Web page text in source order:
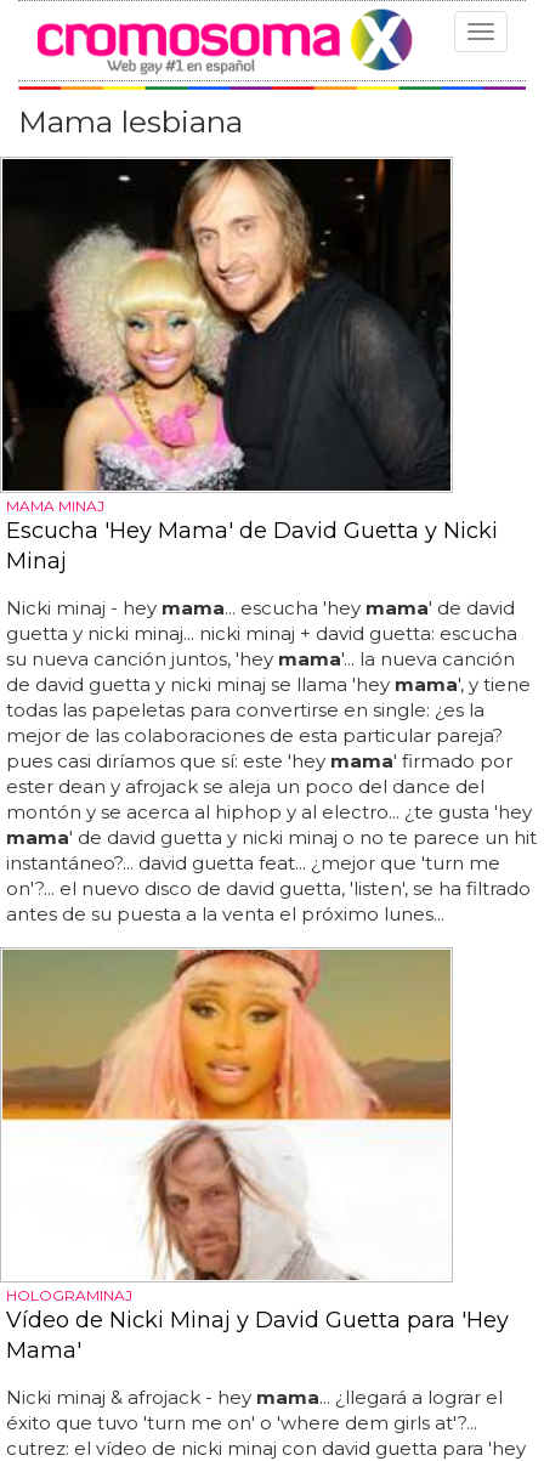
Toggle
Mama lesbiana
MAMA MINAJ
Escucha 'Hey Mama' de David Guetta y Nicki
Minaj
Nicki minaj - hey mama... escucha 'hey mama' de david
guetta y nicki minaj... nicki minaj + david guetta: escucha
su nueva canción juntos, 'hey mama'... la nueva canción
de david guetta y nicki minaj se llama 'hey mama', y tiene
todas las papeletas para convertirse en single: ¿es la
mejor de las colaboraciones de esta particular pareja?
pues casi diríamos que sí: este 'hey mama' firmado por
ester dean y afrojack se aleja un poco del dance del
montón y se acerca al hiphop y al electro... ¿te gusta 'hey
mama' de david guetta y nicki minaj o no te parece un hit
instantáneo?... david guetta feat... ¿mejor que 'turn me
on'?... el nuevo disco de david guetta, 'listen', se ha filtrado
antes de su puesta a la venta el próximo lunes...
HOLOGRAMINAJ
Vídeo de Nicki Minaj y David Guetta para 'Hey
Mama'
Nicki minaj & afrojack - hey mama... ¿llegará a lograr el
éxito que tuvo 'turn me on' o 'where dem girls at'?...
cutrez: el vídeo de nicki minaj con david guetta para 'hey